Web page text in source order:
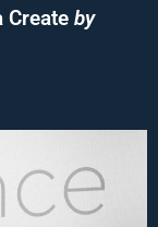
Create by